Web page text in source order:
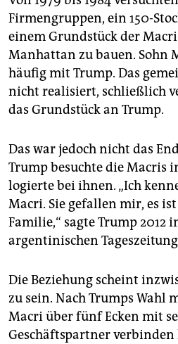
Firmengruppen, ein 150-
einem Grundstück der
Manhattan zu bauen. Sohn
häufig mit Trump. Das
nicht realisiert, schließlich
das Grundstück an Trump.
Das war jedoch nicht das
Trump besuchte die Macris
logierte bei ihnen. „Ich
Macri. Sie gefallen mir, es
Familie,“ sagte Trump 2012
argentinischen
Die Beziehung scheint
zu sein. Nach Trumps Wahl
Macri über fünf Ecken mit
Geschäftspartner verbinden